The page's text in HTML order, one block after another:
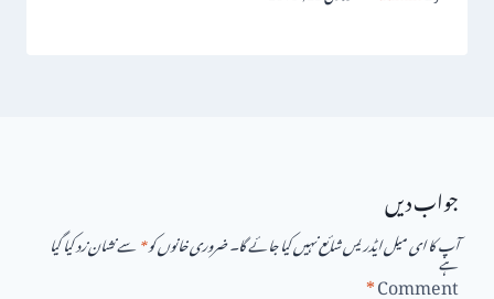
جواب دیں
آپ کا ای میل ایڈریس شائع نہیں کیا جائے گا۔ضروری خانوں کو*سے نشان زد کیا گیا ہے
Comment
*